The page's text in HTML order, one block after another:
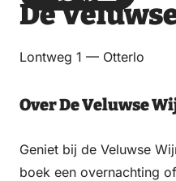
viaviaon on
De
Lontweg 1 — Otterlo
Over De Veluwse
Geniet bij de Veluwse
boek een overnachting